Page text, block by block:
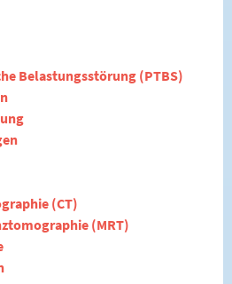
Belastungsstörung (PTBS)
(CT)
(MRT)